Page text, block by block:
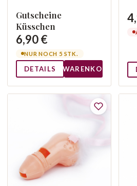
Gutscheine
Küsschen
6,90 €
NUR NOCH 5 STK.
DETAILS WARENKORB